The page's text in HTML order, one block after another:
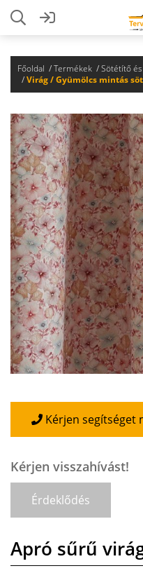
Főoldal Termékek
Sötétítő
Virág / Gyümölcs mintás
Kérjen segítséget
Kérjen visszahívást!
Érdeklődés
Apró sűrű